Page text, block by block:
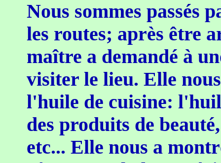
Nous sommes passés
les routes; après être
maître a demandé à
visiter le lieu. Elle
l'huile de cuisine:
des produits de
etc... Elle nous a